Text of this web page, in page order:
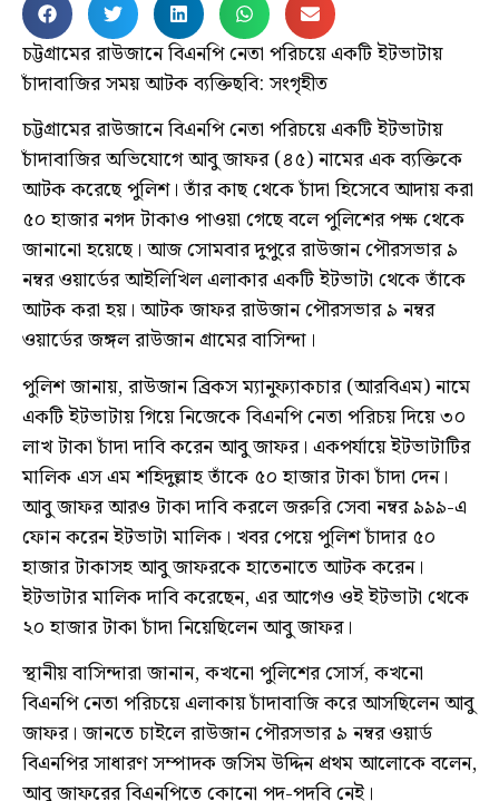
চট্টগ্রামের রাউজানে বিএনপি নেতা পরিচয়ে একটি ইটভাটায়
চাঁদাবাজির সময় আটক ব্যক্তিছবি: সংগৃহীত
চট্টগ্রামের রাউজানে বিএনপি নেতা পরিচয়ে একটি ইটভাটায়
চাঁদাবাজির অভিযোগে আবু জাফর (৪৫) নামের এক ব্যক্তিকে
আটক করেছে পুলিশ। তাঁর কাছ থেকে চাঁদা হিসেবে আদায় করা
৫০ হাজার নগদ টাকাও পাওয়া গেছে বলে পুলিশের পক্ষ থেকে
জানানো হয়েছে। আজ সোমবার দুপুরে রাউজান পৌরসভার ৯
নম্বর ওয়ার্ডের আইলিখিল এলাকার একটি ইটভাটা থেকে তাঁকে
আটক করা হয়। আটক জাফর রাউজান পৌরসভার ৯ নম্বর
ওয়ার্ডের জঙ্গল রাউজান গ্রামের বাসিন্দা।
পুলিশ জানায়, রাউজান ব্রিকস ম্যানুফ্যাকচার (আরবিএম) নামে
একটি ইটভাটায় গিয়ে নিজেকে বিএনপি নেতা পরিচয় দিয়ে ৩০
লাখ টাকা চাঁদা দাবি করেন আবু জাফর। একপর্যায়ে ইটভাটাটির
মালিক এস এম শহিদুল্লাহ তাঁকে ৫০ হাজার টাকা চাঁদা দেন।
আবু জাফর আরও টাকা দাবি করলে জরুরি সেবা নম্বর ৯৯৯-এ
ফোন করেন ইটভাটা মালিক। খবর পেয়ে পুলিশ চাঁদার ৫০
হাজার টাকাসহ আবু জাফরকে হাতেনাতে আটক করেন।
ইটভাটার মালিক দাবি করেছেন, এর আগেও ওই ইটভাটা থেকে
২০ হাজার টাকা চাঁদা নিয়েছিলেন আবু জাফর।
স্থানীয় বাসিন্দারা জানান, কখনো পুলিশের সোর্স, কখনো
বিএনপি নেতা পরিচয়ে এলাকায় চাঁদাবাজি করে আসছিলেন আবু
জাফর। জানতে চাইলে রাউজান পৌরসভার ৯ নম্বর ওয়ার্ড
বিএনপির সাধারণ সম্পাদক জসিম উদ্দিন প্রথম আলোকে বলেন,
আবু জাফরের বিএনপিতে কোনো পদ-পদবি নেই।